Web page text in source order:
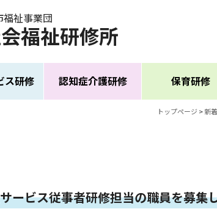
祉事業団
福祉研修所
ス研修 認知症介護研修 保育研修
トップページ >新
ービス従事者研修担当の職員を募